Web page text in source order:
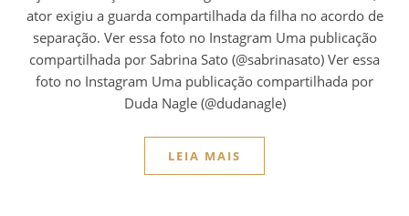
ator exigiu a guarda compartilhada da filha no acordo de
separação. Ver essa foto no Instagram Uma publicação
compartilhada por Sabrina Sato (@sabrinasato) Ver essa
foto no Instagram Uma publicação compartilhada por
Duda Nagle (@dudanagle)
LEIA MAIS